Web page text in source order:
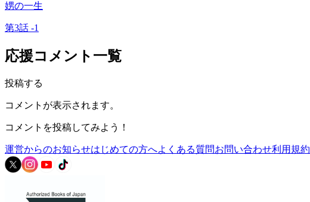
娚の一生
第3話 -1
応援コメント一覧
投稿する
コメントが表示されます。
コメントを投稿してみよう！
運営からのお知らせはじめての方へよくある質問お問い合わせ利用規約